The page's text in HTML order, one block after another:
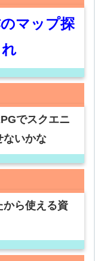
マップ探
でスクエニ
ないかな
から使える資